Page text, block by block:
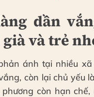
dần
và trẻ
ánh tại nhiều
còn lại chủ yếu
còn hạn